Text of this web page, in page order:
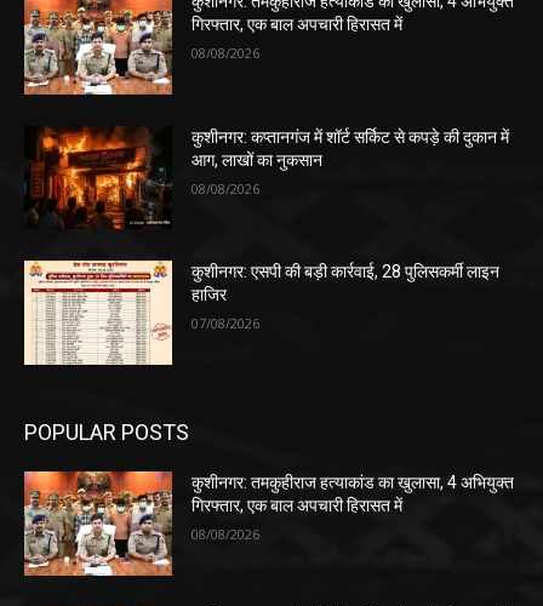
गिरफ्तार, एक बाल अपचारी हिरासत में
08/08/2026
कुशीनगर: कप्तानगंज में शॉर्ट सर्किट से कपड़े की दुकान में
आग, लाखों का नुकसान
08/08/2026
कुशीनगर: एसपी की बड़ी कार्रवाई, 28 पुलिसकर्मी लाइन
हाजिर
07/08/2026
POPULAR POSTS
कुशीनगर: तमकुहीराज हत्याकांड का खुलासा, 4 अभियुक्त
गिरफ्तार, एक बाल अपचारी हिरासत में
08/08/2026